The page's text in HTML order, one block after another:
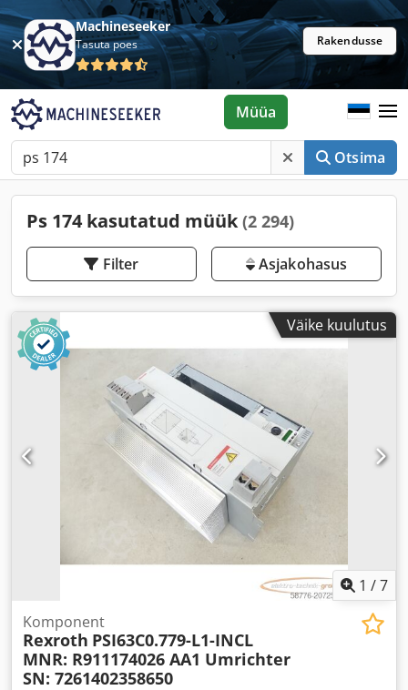
Machineseeker
Tasuta poes Rakendusse
Otsima
Müüa
Ps 174 kasutatud müük (2 294)
Filter Asjakohasus
Väike kuulutus
1 /7
Komponent
Rexroth PSI63C0.779-L1-INCL
MNR: R911174026 AA1 Umrichter
SN: 7261402358650